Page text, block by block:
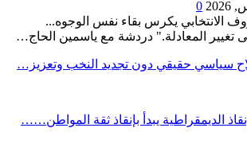
0
الانتخابي يكرس بقاء نفس الوجوه...
تغيير المعادلة." دردشة مع ياسمين الحاج…
سياسي حقيقي دون تجديد النخب وتعزيز…
الديمقراطية يبدأ بإنقاذ ثقة المواطن……